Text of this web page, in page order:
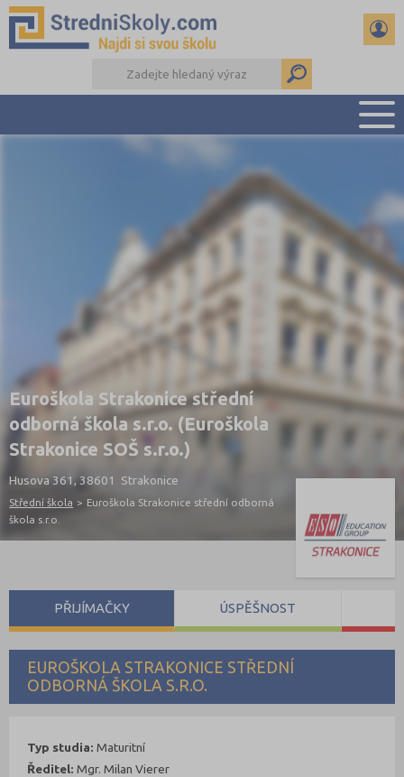
PŘEHLED ŠKOL
PŘÍPRAVA NA PŘIJÍMAČKY
DŮLEŽITÉ TERMÍNY
REFERÁTY A SEMINÁRKY
DALŠÍ DRUHY ŠKOL
Euroškola Strakonice střední
odborná škola s.r.o. (Euroškola
Strakonice SOŠ s.r.o.)
Husova 361, 38601 Strakonice
Střední škola > Euroškola Strakonice střední odborná
škola s.r.o.
EUROŠKOLA STRAKONICE STŘEDNÍ
ODBORNÁ ŠKOLA S.R.O.
Typ studia: Maturitní
Ředitel: Mgr. Milan Vierer
PŘIJÍMAČKY ÚSPĚŠNOST